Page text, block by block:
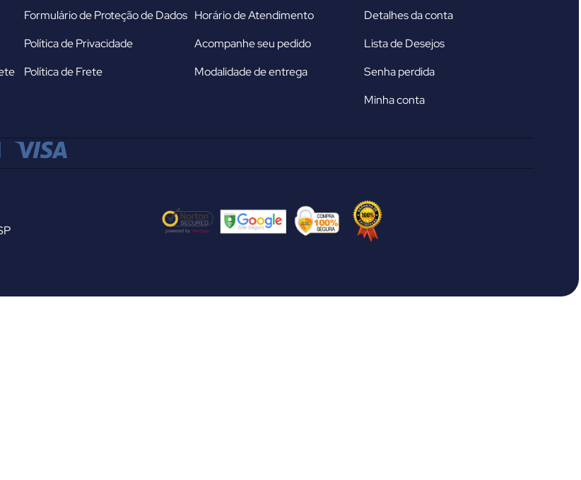
Formulário de Proteção de Dados
Política de Privacidade
Política de Frete
Horário de Atendimento
Acompanhe seu pedido
Modalidade de entrega
Detalhes da conta
Lista de Desejos
Senha perdida
Minha conta